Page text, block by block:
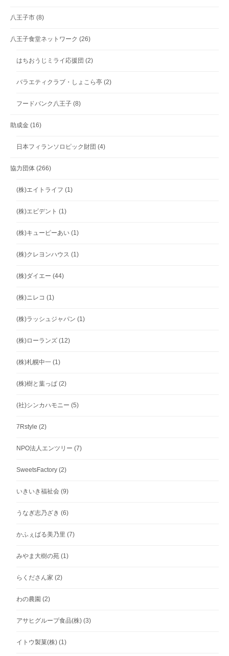
八王子市 (8)
八王子食堂ネットワーク (26)
はちおうじミライ応援団 (2)
バラエティクラブ・しょこら亭 (2)
フードバンク八王子 (8)
助成金 (16)
日本フィランソロピック財団 (4)
協力団体 (266)
(株)エイトライフ (1)
(株)エビデント (1)
(株)キューピーあい (1)
(株)クレヨンハウス (1)
(株)ダイエー (44)
(株)ニレコ (1)
(株)ラッシュジャパン (1)
(株)ローランズ (12)
(株)札幌中一 (1)
(株)樹と葉っぱ (2)
(社)シンカハモニー (5)
7Rstyle (2)
NPO法人エンツリー (7)
SweetsFactory (2)
いきいき福祉会 (9)
うなぎ志乃ざき (6)
かふぇばる美乃里 (7)
みやま大樹の苑 (1)
らくださん家 (2)
わの農園 (2)
アサヒグループ食品(株) (3)
イトウ製菓(株) (1)